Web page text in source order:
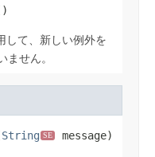
して、新しい例外を
ません。
String SE message)